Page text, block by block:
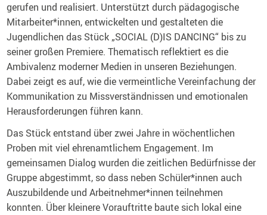
gerufen und realisiert. Unterstützt durch pädagogische
Mitarbeiter*innen, entwickelten und gestalteten die
Jugendlichen das Stück „SOCIAL (D)IS DANCING“ bis zu
seiner großen Premiere. Thematisch reflektiert es die
Ambivalenz moderner Medien in unseren Beziehungen.
Dabei zeigt es auf, wie die vermeintliche Vereinfachung der
Kommunikation zu Missverständnissen und emotionalen
Herausforderungen führen kann.
Das Stück entstand über zwei Jahre in wöchentlichen
Proben mit viel ehrenamtlichem Engagement. Im
gemeinsamen Dialog wurden die zeitlichen Bedürfnisse der
Gruppe abgestimmt, so dass neben Schüler*innen auch
Auszubildende und Arbeitnehmer*innen teilnehmen
konnten. Über kleinere Vorauftritte baute sich lokal eine